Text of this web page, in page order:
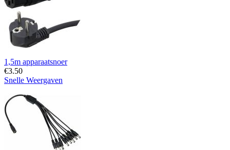
1,5m apparaatsnoer
€3.50
Snelle Weergaven